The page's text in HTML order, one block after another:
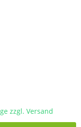
zzgl. Versand